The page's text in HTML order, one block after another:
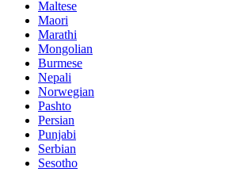
Maltese
Maori
Marathi
Mongolian
Burmese
Nepali
Norwegian
Pashto
Persian
Punjabi
Serbian
Sesotho